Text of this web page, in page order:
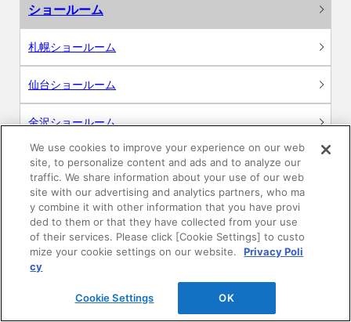
ショールーム
札幌ショールーム
仙台ショールーム
金沢ショールーム
新宿ショールーム
名古屋ショールーム
大阪ショールーム
広島ショールーム
We use cookies to improve your experience on our web
site, to personalize content and ads and to analyze our
traffic. We share information about your use of our web
site with our advertising and analytics partners, who ma
y combine it with other information that you have provi
ded to them or that they have collected from your use
of their services. Please click [Cookie Settings] to custo
mize your cookie settings on our website.
Privacy Poli
cy
Cookie Settings OK